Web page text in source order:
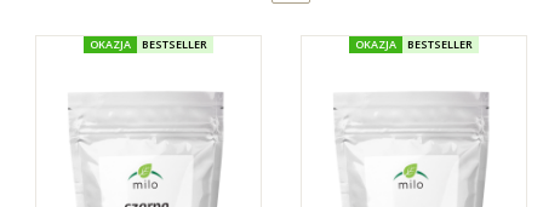
OKAZJA BESTSELLER OKAZJA BESTSELLER